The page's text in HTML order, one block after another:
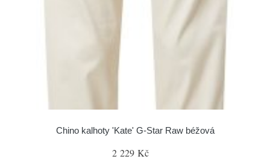
Chino kalhoty 'Kate' G-Star Raw béžová
2 229 Kč